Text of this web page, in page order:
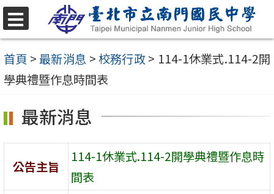
跳
至
主
要
容
選
單
首頁 >最新消息 >校務行政> 114-1休業式.114-2開
學典禮暨作息時間表
最新消息
公告主旨
114-1休業式.114-2開學典禮暨作息時
間表